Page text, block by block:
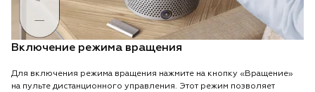
Включение режима вращения
Для включения режима вращения нажмите на кнопку «Вращение»
на пульте дистанционного управления. Этот режим позволяет